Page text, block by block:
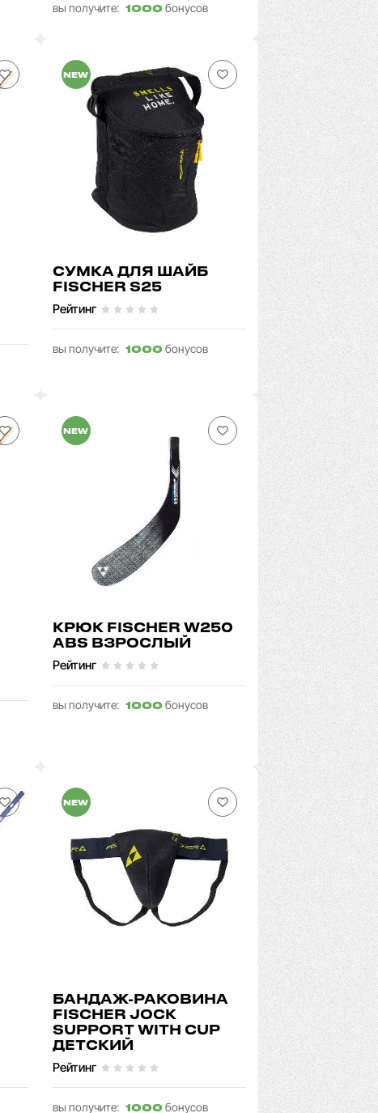
вы получите: 1000бонусов
NEW
СУМКА ДЛЯ ШАЙБ
FISCHER S25
Рейтинг
вы получите: 1000бонусов
NEW
КРЮК FISCHER W250
ABS ВЗРОСЛЫЙ
Рейтинг
вы получите: 1000бонусов
NEW
БАНДАЖ-РАКОВИНА
FISCHER JOCK
SUPPORT WITH CUP
ДЕТСКИЙ
Рейтинг
вы получите: 1000бонусов